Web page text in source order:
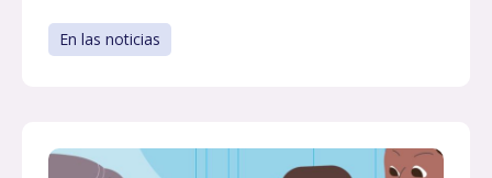
En las noticias